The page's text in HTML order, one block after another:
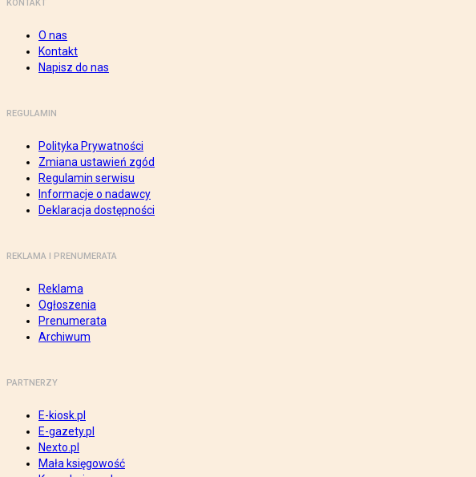
KONTAKT
O nas
Kontakt
Napisz do nas
REGULAMIN
Polityka Prywatności
Zmiana ustawień zgód
Regulamin serwisu
Informacje o nadawcy
Deklaracja dostępności
REKLAMA I PRENUMERATA
Reklama
Ogłoszenia
Prenumerata
Archiwum
PARTNERZY
E-kiosk.pl
E-gazety.pl
Nexto.pl
Mała księgowość